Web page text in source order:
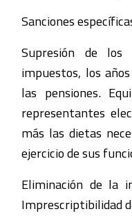
Sanciones
Supresión de
impuestos, los
las pensiones.
representantes
más las dietas
ejercicio de sus
Eliminación de la
Imprescriptibilidad